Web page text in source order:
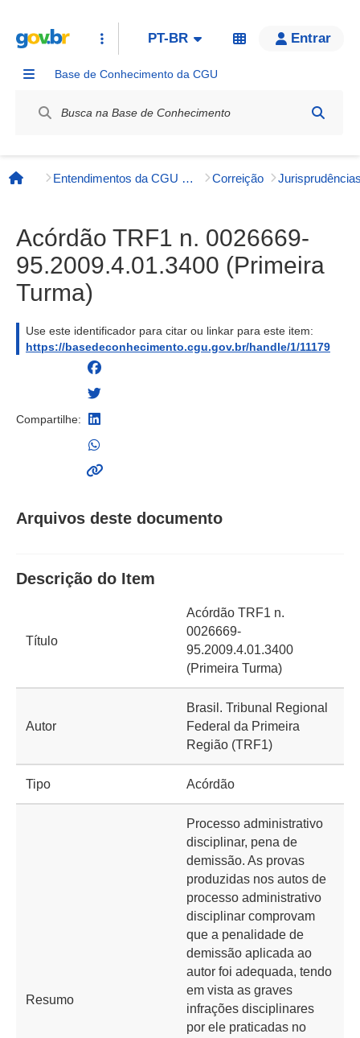
PT-BR Entrar
Base de Conhecimento da CGU
Página inicial
Entendimentos da CGU e órgãos externos Correição
Acórdão TRF1 n. 0026669-
95.2009.4.01.3400 (Primeira
Turma)
Use este identificador para citar ou linkar para este item:
https://basedeconhecimento.cgu.gov.br/handle/1/11179
Compartilhe:
Arquivos deste documento
Descrição do Item
Título
Acórdão TRF1 n.
0026669-
95.2009.4.01.3400
(Primeira Turma)
Autor
Brasil. Tribunal Regional
Federal da Primeira
Região (TRF1)
Tipo Acórdão
Resumo
Processo administrativo
disciplinar, pena de
demissão. As provas
produzidas nos autos de
processo administrativo
disciplinar comprovam
que a penalidade de
demissão aplicada ao
autor foi adequada, tendo
em vista as graves
infrações disciplinares
por ele praticadas no